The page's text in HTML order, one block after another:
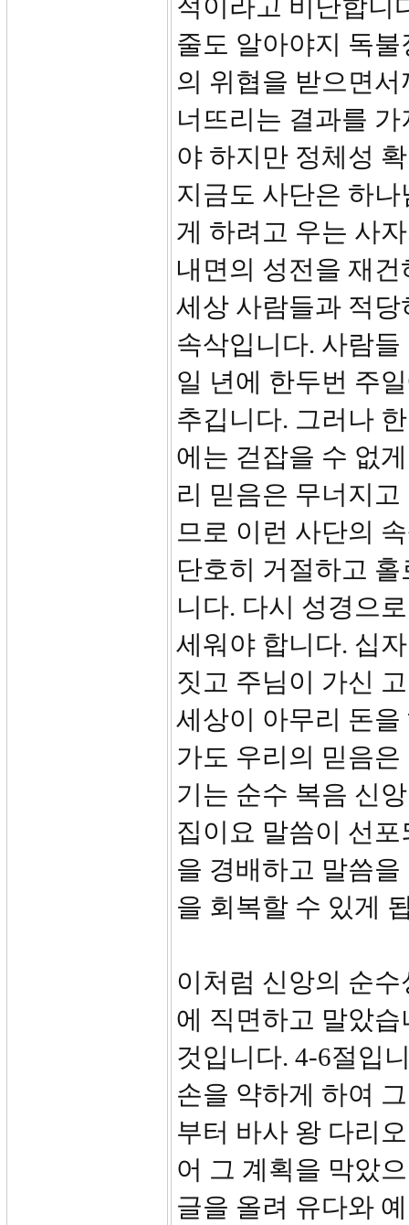
적이라고 비난합니
줄도 알아야지 독
의 위협을 받으면
너뜨리는 결과를
야 하지만 정체성
지금도 사단은 하
게 하려고 우는 사
내면의 성전을 재
세상 사람들과 적
속삭입니다. 사람
일 년에 한두번 주
추깁니다. 그러나
에는 걷잡을 수 없
리 믿음은 무너지
므로 이런 사단의
단호히 거절하고
니다. 다시 성경으
세워야 합니다. 십
짓고 주님이 가신
세상이 아무리 돈
가도 우리의 믿음
기는 순수 복음 신
집이요 말씀이 선
을 경배하고 말씀
을 회복할 수 있게
이처럼 신앙의 순
에 직면하고 말았
것입니다. 4-6절입
손을 약하게 하여
부터 바사 왕 다리
어 그 계획을 막았
글을 올려 유다와